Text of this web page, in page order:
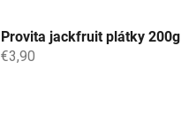
Provita jackfruit plátky 200g
€3,90